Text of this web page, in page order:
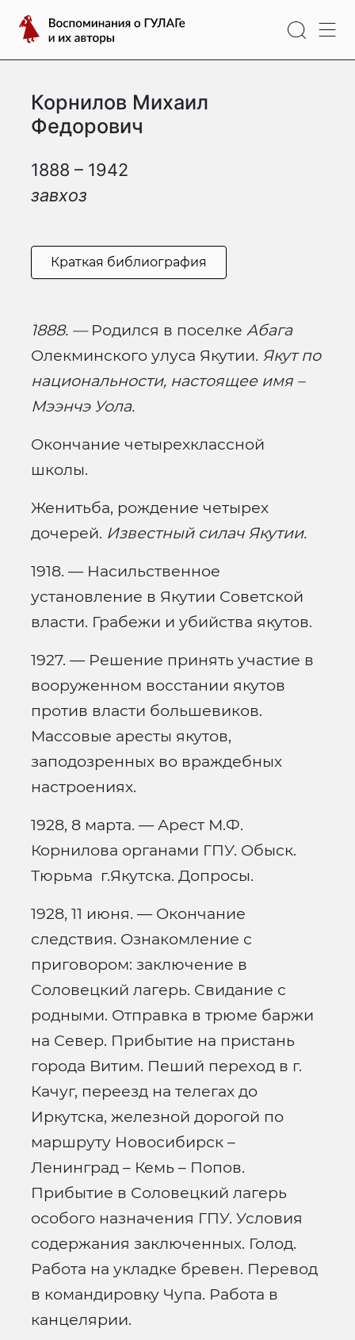
содержимому
Воспоминания
о
ГУЛАГе
их
авторы
Корнилов Михаил
Федорович
1888 – 1942
завхоз
Краткая библиография
1888. — Родился в поселке Абага
Олекминского улуса Якутии. Якут по
национальности, настоящее имя –
Мээнчэ Уола.
Окончание четырехклассной
школы.
Женитьба, рождение четырех
дочерей. Известный силач Якутии.
1918. — Насильственное
установление в Якутии Советской
власти. Грабежи и убийства якутов.
1927. — Решение принять участие в
вооруженном восстании якутов
против власти большевиков.
Массовые аресты якутов,
заподозренных во враждебных
настроениях.
1928, 8 марта. — Арест М.Ф.
Корнилова органами ГПУ. Обыск.
Тюрьма г.Якутска. Допросы.
1928, 11 июня. — Окончание
следствия. Ознакомление с
приговором: заключение в
Соловецкий лагерь. Свидание с
родными. Отправка в трюме баржи
на Север. Прибытие на пристань
города Витим. Пеший переход в г.
Качуг, переезд на телегах до
Иркутска, железной дорогой по
маршруту Новосибирск –
Ленинград – Кемь – Попов.
Прибытие в Соловецкий лагерь
особого назначения ГПУ. Условия
содержания заключенных. Голод.
Работа на укладке бревен. Перевод
в командировку Чупа. Работа в
канцелярии.